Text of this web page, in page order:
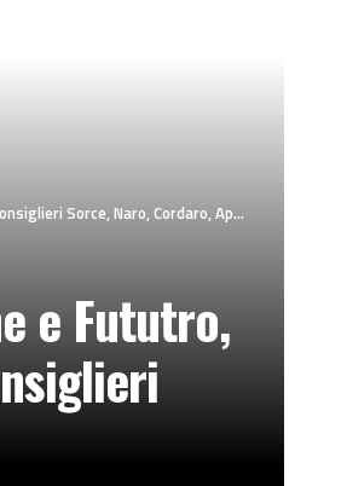
Naro, Cordaro, Aprile e Mangione
e Fututro,